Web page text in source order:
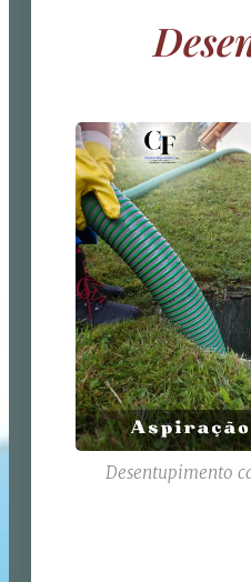
Desentupimento